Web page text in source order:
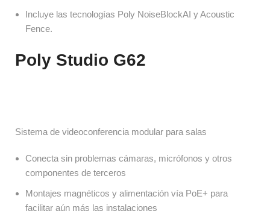
Incluye las tecnologías Poly NoiseBlockAI y Acoustic
Fence.
Poly Studio G62
Sistema de videoconferencia modular para salas
Conecta sin problemas cámaras, micrófonos y otros
componentes de terceros
Montajes magnéticos y alimentación vía PoE+ para
facilitar aún más las instalaciones